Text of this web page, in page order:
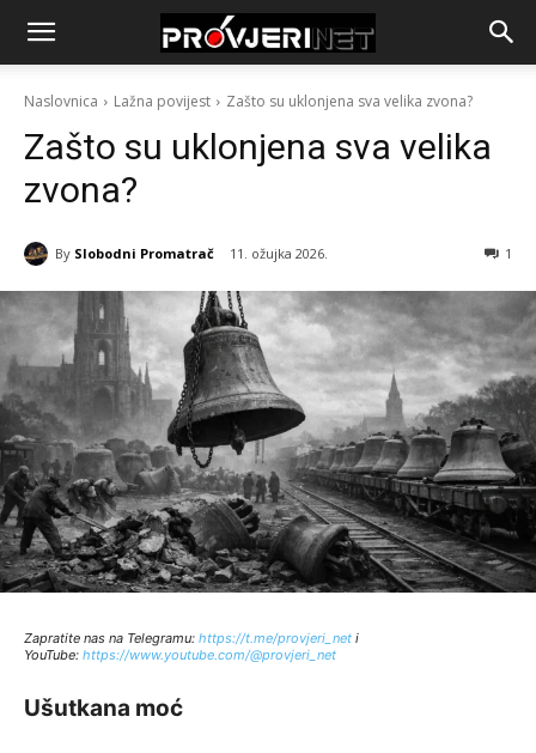
Naslovnica Lažna povijest Zašto su uklonjena sva velika zvona?
Zašto su uklonjena sva velika
zvona?
By Slobodni Promatrač 11. ožujka 2026. 1
Zapratite nas na Telegramu: https://t.me/provjeri_net i
YouTube: https://www.youtube.com/@provjeri_net
Ušutkana moć